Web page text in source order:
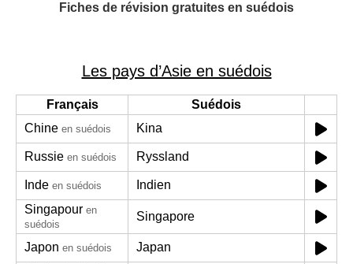
Fiches de révision gratuites en suédois
Les pays d’Asie en suédois
Français
Suédois
Chine en suédois Kina
Russie en suédois Ryssland
Inde en suédois
Indien
Singapour en
suédois
Singapore
Japon en suédois
Japan